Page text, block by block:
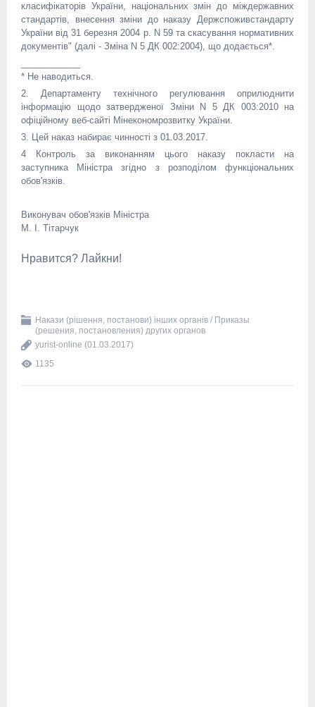
класифікаторів України, національних змін до міждержавних
стандартів, внесення зміни до наказу Держспоживстандарту
України від 31 березня 2004 р. N 59 та скасування нормативних
документів" (далі - Зміна N 5 ДК 002:2004), що додається*.
* Не наводиться.
2. Департаменту технічного регулювання оприлюднити
інформацію щодо затвердженої Зміни N 5 ДК 003:2010 на
офіційному веб-сайті Мінекономрозвитку України.
3. Цей наказ набирає чинності з 01.03.2017.
4 Контроль за виконанням цього наказу покласти на
заступника Міністра згідно з розподілом функціональних
обов'язків.
Виконувач обов'язків Міністра
М. І. Тітарчук
Нравится? Лайкни!
Накази (рішення, постанови) інших органів / Приказы
(решения, постановления) других органов
yurist-online (01.03.2017)
1135